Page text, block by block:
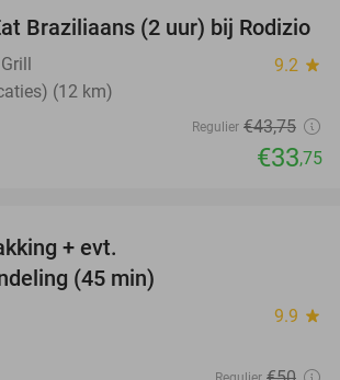
23%
Braziliaans (2 uur) bij Rodizio
9.2 star
(12 km)
Regulier €43,75
€33,75
+ evt.
(45 min)
9.9 star